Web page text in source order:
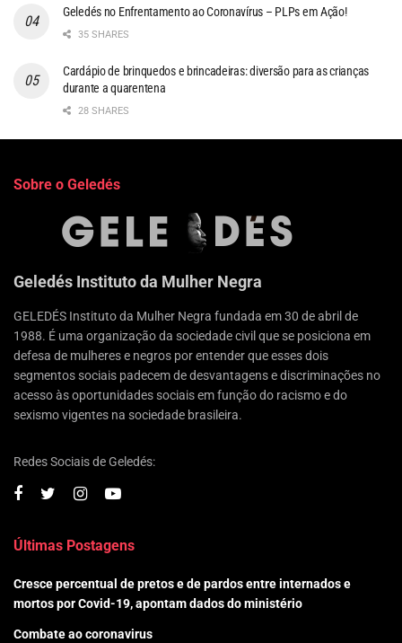
Geledés no Enfrentamento ao Coronavírus – PLPs em Ação!
35 SHARES
Cardápio de brinquedos e brincadeiras: diversão para as crianças
durante a quarentena
28 SHARES
Sobre o Geledés
Geledés Instituto da Mulher Negra
GELEDÉS Instituto da Mulher Negra fundada em 30 de abril de
1988. É uma organização da sociedade civil que se posiciona em
defesa de mulheres e negros por entender que esses dois
segmentos sociais padecem de desvantagens e discriminações no
acesso às oportunidades sociais em função do racismo e do
sexismo vigentes na sociedade brasileira.
Redes Sociais de Geledés:
Últimas Postagens
Cresce percentual de pretos e de pardos entre internados e
mortos por Covid-19, apontam dados do ministério
Combate ao coronavirus